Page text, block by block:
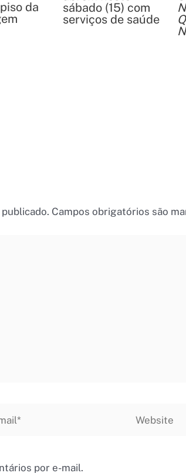
da
sábado (15) com
serviços de saúde
Campos obrigatórios são
por e-mail.